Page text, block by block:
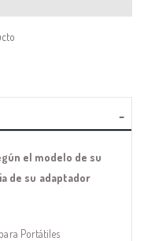
el modelo de su
de su adaptador
Portátiles